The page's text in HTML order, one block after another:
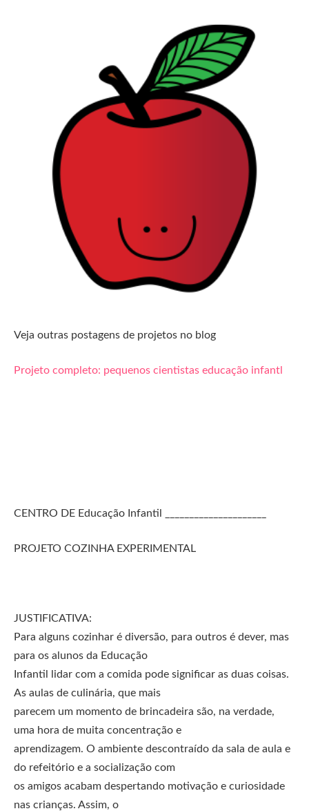
Veja outras postagens de projetos no blog
Projeto completo: pequenos cientistas educação infantl
CENTRO DE Educação Infantil _____________________
PROJETO COZINHA EXPERIMENTAL
JUSTIFICATIVA:
Para alguns cozinhar é diversão, para outros é dever, mas
para os alunos da Educação
Infantil lidar com a comida pode significar as duas coisas.
As aulas de culinária, que mais
parecem um momento de brincadeira são, na verdade,
uma hora de muita concentração e
aprendizagem. O ambiente descontraído da sala de aula e
do refeitório e a socialização com
os amigos acabam despertando motivação e curiosidade
nas crianças. Assim, o